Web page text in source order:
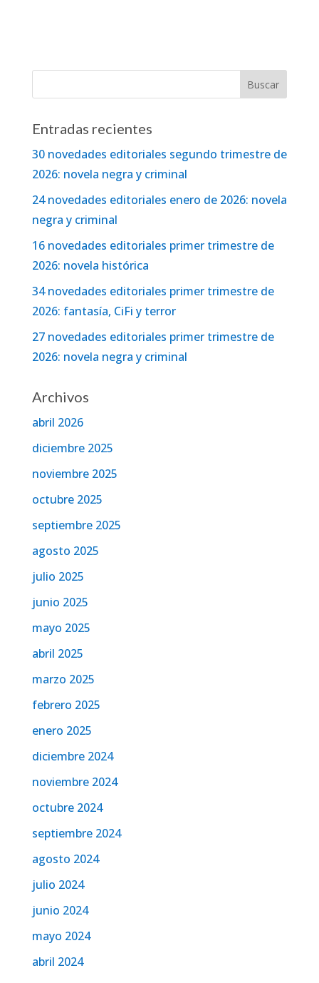
Entradas recientes
30 novedades editoriales segundo trimestre de
2026: novela negra y criminal
24 novedades editoriales enero de 2026: novela
negra y criminal
16 novedades editoriales primer trimestre de
2026: novela histórica
34 novedades editoriales primer trimestre de
2026: fantasía, CiFi y terror
27 novedades editoriales primer trimestre de
2026: novela negra y criminal
Archivos
abril 2026
diciembre 2025
noviembre 2025
octubre 2025
septiembre 2025
agosto 2025
julio 2025
junio 2025
mayo 2025
abril 2025
marzo 2025
febrero 2025
enero 2025
diciembre 2024
noviembre 2024
octubre 2024
septiembre 2024
agosto 2024
julio 2024
junio 2024
mayo 2024
abril 2024